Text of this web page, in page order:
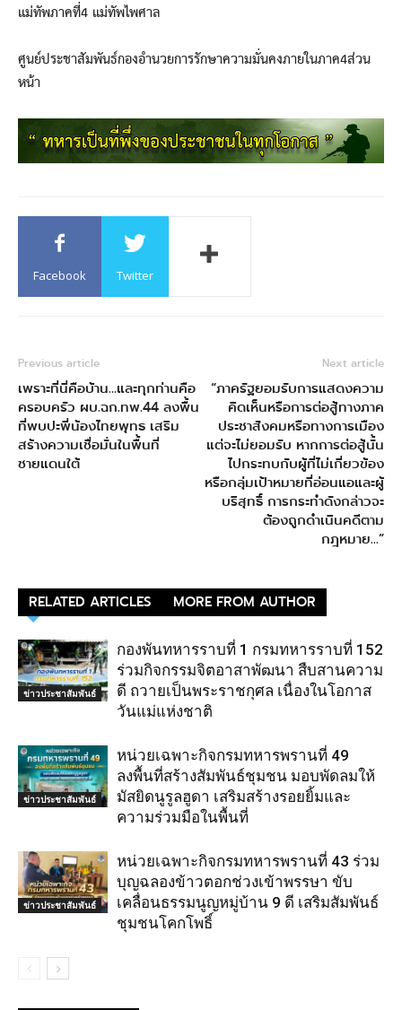
แม่ทัพภาคที่4 แม่ทัพไพศาล
ศูนย์ประชาสัมพันธ์กองอำนวยการรักษาความมั่นคงภายในภาค4ส่วน
หน้า
Facebook Twitter
Previous article
เพราะที่นี่คือบ้าน…และทุกท่านคือ
ครอบครัว ผบ.ฉก.ทพ.44 ลงพื้น
ที่พบปะพี่น้องไทยพุทธ เสริม
สร้างความเชื่อมั่นในพื้นที่
ชายแดนใต้
Next article
“ภาครัฐยอมรับการแสดงความ
คิดเห็นหรือการต่อสู้ทางภาค
ประชาสังคมหรือทางการเมือง
แต่จะไม่ยอมรับ หากการต่อสู้นั้น
ไปกระทบกับผู้ที่ไม่เกี่ยวข้อง
หรือกลุ่มเป้าหมายที่อ่อนแอและผู้
บริสุทธิ์ การกระทำดังกล่าวจะ
ต้องถูกดำเนินคดีตาม
กฎหมาย…”
RELATED ARTICLES MORE FROM AUTHOR
ข่าวประชาสัมพันธ์
กองพันทหารราบที่ 1 กรมทหารราบที่ 152
ร่วมกิจกรรมจิตอาสาพัฒนา สืบสานความ
ดี ถวายเป็นพระราชกุศล เนื่องในโอกาส
วันแม่แห่งชาติ
ข่าวประชาสัมพันธ์
หน่วยเฉพาะกิจกรมทหารพรานที่ 49
ลงพื้นที่สร้างสัมพันธ์ชุมชน มอบพัดลมให้
มัสยิดนูรูลฮูดา เสริมสร้างรอยยิ้มและ
ความร่วมมือในพื้นที่
ข่าวประชาสัมพันธ์
หน่วยเฉพาะกิจกรมทหารพรานที่ 43 ร่วม
บุญฉลองข้าวตอกช่วงเข้าพรรษา ขับ
เคลื่อนธรรมนูญหมู่บ้าน 9 ดี เสริมสัมพันธ์
ชุมชนโคกโพธิ์